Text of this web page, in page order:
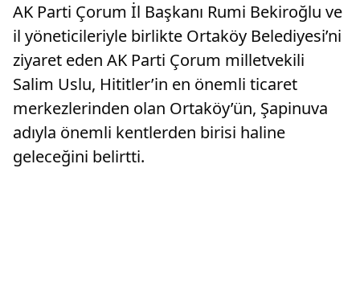
AK Parti Çorum İl Başkanı Rumi Bekiroğlu ve
il yöneticileriyle birlikte Ortaköy Belediyesi’ni
ziyaret eden AK Parti Çorum milletvekili
Salim Uslu, Hititler’in en önemli ticaret
merkezlerinden olan Ortaköy’ün, Şapinuva
adıyla önemli kentlerden birisi haline
geleceğini belirtti.